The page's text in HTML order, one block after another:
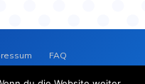
FAQ